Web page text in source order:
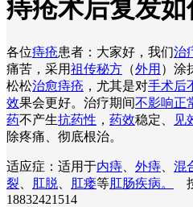
痔疮术后复发如
各位痔疮患者：大家好，我们治
痛苦，采用祖传秘方 （外用 ）涂
松松治愈痔疮 ，尤其是对手术后
效果会更好。治疗期间不影响正
药不产生抗药性 ， 药效稳定、 见
除疼痛、彻底根治。
适应症：适用于内痔 外痔 混
裂
肛脱 肛瘘等肛肠疾病。
18832421514